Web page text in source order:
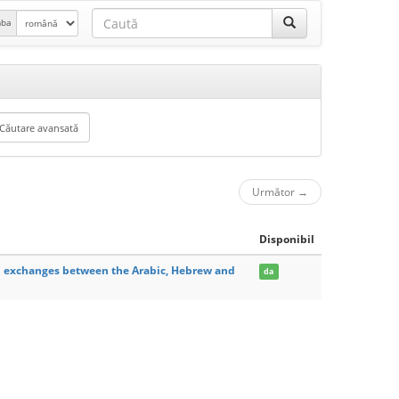
Următor →
Disponibil
between the Arabic, Hebrew and da